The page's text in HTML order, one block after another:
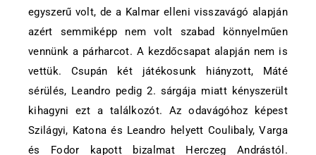
egyszerű volt, de a Kalmar elleni visszavágó alapján
azért semmiképp nem volt szabad könnyelműen
vennünk a párharcot. A kezdőcsapat alapján nem is
vettük. Csupán két játékosunk hiányzott, Máté
sérülés, Leandro pedig 2. sárgája miatt kényszerült
kihagyni ezt a találkozót. Az odavágóhoz képest
Szilágyi, Katona és Leandro helyett Coulibaly, Varga
és Fodor kapott bizalmat Herczeg Andrástól.